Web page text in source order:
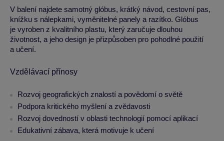
V balení najdete samotný glóbus, krátký návod, cestovní pas,
knížku s nálepkami, vyměnitelné panely a razítko. Glóbus
je vyroben z kvalitního plastu, který zaručuje dlouhou
životnost, a jeho design je přizpůsoben pro pohodlné použití
a učení.
Vzdělávací přínosy
Rozvoj geografických znalostí a povědomí o světě
Podpora kritického myšlení a zvědavosti
Rozvoj dovedností v oblasti technologií pomocí aplikací
Edukativní zábava, která motivuje k učení